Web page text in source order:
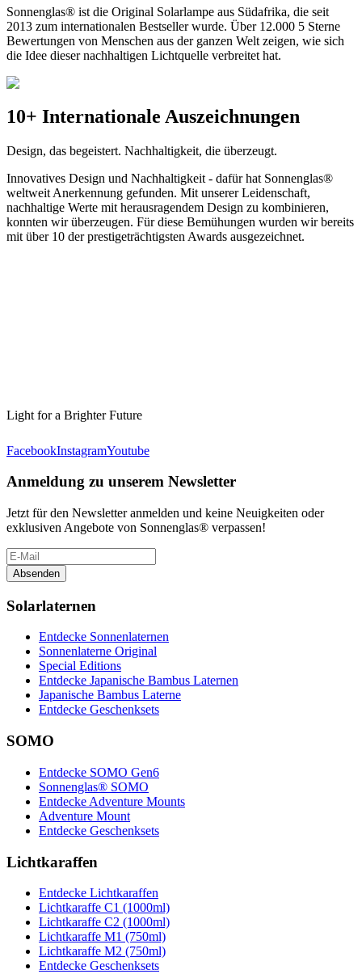
Sonnenglas® ist die Original Solarlampe aus Südafrika, die seit
2013 zum internationalen Bestseller wurde. Über 12.000 5 Sterne
Bewertungen von Menschen aus der ganzen Welt zeigen, wie sich
die Idee dieser nachhaltigen Lichtquelle verbreitet hat.
10+ Internationale Auszeichnungen
Design, das begeistert. Nachhaltigkeit, die überzeugt.
Innovatives Design und Nachhaltigkeit - dafür hat Sonnenglas®
weltweit Anerkennung gefunden. Mit unserer Leidenschaft,
nachhaltige Werte mit herausragendem Design zu kombinieren,
konnten wir überzeugen. Für diese Bemühungen wurden wir bereits
mit über 10 der prestigeträchtigsten Awards ausgezeichnet.
Light for a Brighter Future
FacebookInstagramYoutube
Anmeldung zu unserem Newsletter
Jetzt für den Newsletter anmelden und keine Neuigkeiten oder
exklusiven Angebote von Sonnenglas® verpassen!
Absenden
Solarlaternen
Entdecke Sonnenlaternen
Sonnenlaterne Original
Special Editions
Entdecke Japanische Bambus Laternen
Japanische Bambus Laterne
Entdecke Geschenksets
SOMO
Entdecke SOMO Gen6
Sonnenglas® SOMO
Entdecke Adventure Mounts
Adventure Mount
Entdecke Geschenksets
Lichtkaraffen
Entdecke Lichtkaraffen
Lichtkaraffe C1 (1000ml)
Lichtkaraffe C2 (1000ml)
Lichtkaraffe M1 (750ml)
Lichtkaraffe M2 (750ml)
Entdecke Geschenksets